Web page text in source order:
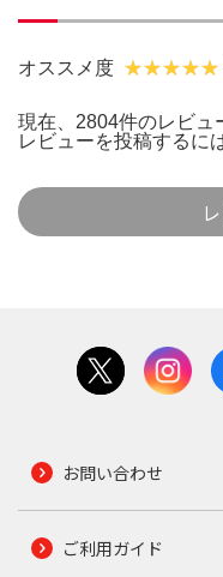
オススメ度
現在、2804件のレビュ
レビューを投稿するに
お問い合わせ
ご利用ガイド